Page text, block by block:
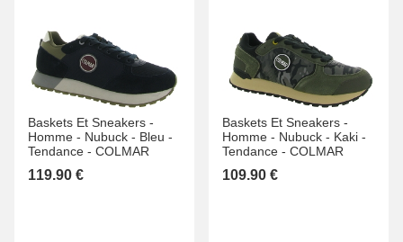
Baskets Et Sneakers -
Homme - Nubuck - Bleu -
Tendance - COLMAR
119.90 €
Baskets Et Sneakers -
Homme - Nubuck - Kaki -
Tendance - COLMAR
109.90 €